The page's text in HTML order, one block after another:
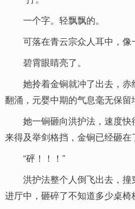
一个字。轻飘飘的。
可落在青云宗众人耳中，像
碧霄眼睛亮了。
她拎着金锏就冲了出去，
翻涌，元婴中期的气息毫无保留
她一锏砸向洪护法，速度
来得及举剑格挡，金锏已经砸在
“砰！！！”
洪护法整个人倒飞出去，
进厅中，砸碎了不知道多少桌椅